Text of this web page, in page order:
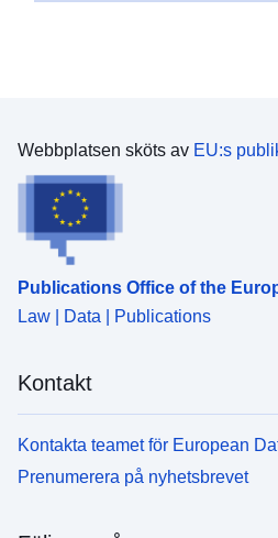
Rumslig resurs:
uriRef:
Webbplatsen sköts av EU:s
Publications Office of the
Law | Data | Publications
Kontakt
Kontakta teamet för European
Prenumerera på nyhetsbrevet